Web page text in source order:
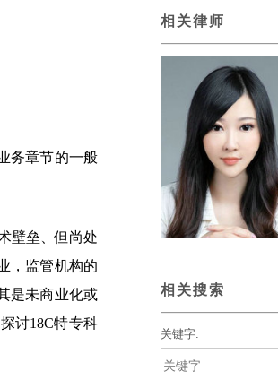
务章节的一般
壁垒、但尚处
，监管机构的
是未商业化或
讨18C特专科
相关律师
相关搜索
关键字: